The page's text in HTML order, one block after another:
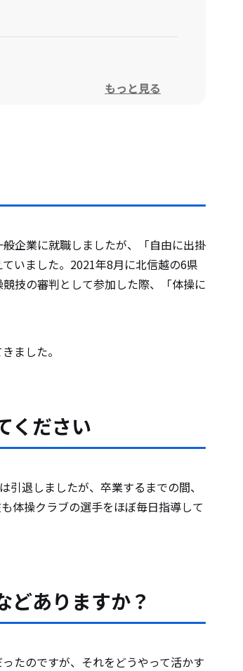
もっと見る
企業に就職しましたが、「自由に出掛
いました。2021年8月に北信越の6県
技の審判として参加した際、「体操に
ました。
ください
退しましたが、卒業するまでの間、
体操クラブの選手をほぼ毎日指導して
どありますか？
たのですが、それをどうやって活かす